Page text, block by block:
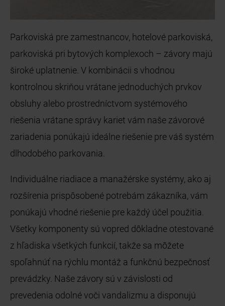
Parkoviská pre zamestnancov, hotelové parkoviská,
parkoviská pri bytových komplexoch – závory majú
široké uplatnenie. V kombinácii s vhodnou
kontrolnou skriňou vrátane jednoduchých prvkov
obsluhy alebo prostredníctvom systémového
riešenia vrátane správy kariet vám naše závorové
zariadenia ponúkajú ideálne riešenie pre váš systém
dlhodobého parkovania.
Individuálne riadiace a manažérske systémy, ako aj
rozšírenia prispôsobené potrebám zákazníka, vám
ponúkajú vhodné riešenie pre každý účel použitia.
Všetky komponenty sú vopred dôkladne otestované
z hľadiska všetkých funkcií, takže sa môžete
spoľahnúť na rýchlu montáž a funkčnú bezpečnosť
prevádzky. Naše závory sú v závislosti od
prevedenia odolné voči vandalizmu a disponujú